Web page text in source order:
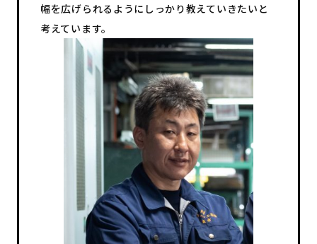
幅を広げられるようにしっかり教えていきたいと
考えています。